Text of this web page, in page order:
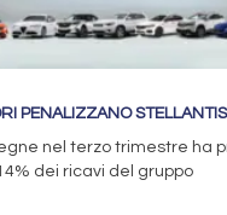
PENALIZZANO STELLANTIS
nel terzo trimestre ha
dei ricavi del gruppo